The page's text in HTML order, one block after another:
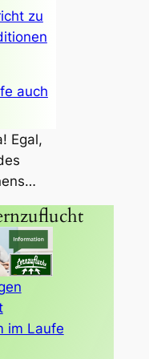
zu
auch
Egal,
im Laufe